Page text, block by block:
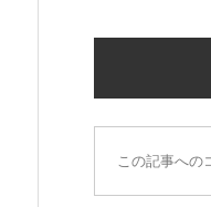
この記事への